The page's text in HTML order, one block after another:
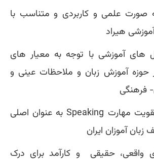
صورت علمی و کاربردی و متناسب با
هیراد
های آموزشی با توجه به معیار های
آموزش زبان و ملاحظات عینی و
فرهنگی
مهارت Speaking به عنوان اصلی
آموزان ایران
واقعی، حقیقی
و کارآمد برای درک